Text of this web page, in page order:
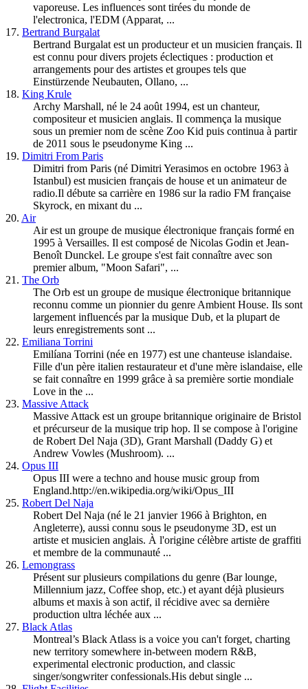
vaporeuse. Les influences sont tirées du monde de
l'electronica, l'EDM (Apparat, ...
17. Bertrand Burgalat
Bertrand Burgalat est un producteur et un musicien français. Il
est connu pour divers projets éclectiques : production et
arrangements pour des artistes et groupes tels que
Einstürzende Neubauten, Ollano, ...
18. King Krule
Archy Marshall, né le 24 août 1994, est un chanteur,
compositeur et musicien anglais. Il commença la musique
sous un premier nom de scène Zoo Kid puis continua à partir
de 2011 sous le pseudonyme King ...
19. Dimitri From Paris
Dimitri from Paris (né Dimitri Yerasimos en octobre 1963 à
Istanbul) est musicien français de house et un animateur de
radio.Il débute sa carrière en 1986 sur la radio FM française
Skyrock, en mixant du ...
20. Air
Air est un groupe de musique électronique français formé en
1995 à Versailles. Il est composé de Nicolas Godin et Jean-
Benoît Dunckel. Le groupe s'est fait connaître avec son
premier album, "Moon Safari", ...
21. The Orb
The Orb est un groupe de musique électronique britannique
reconnu comme un pionnier du genre Ambient House. Ils sont
largement influencés par la musique Dub, et la plupart de
leurs enregistrements sont ...
22. Emiliana Torrini
Emilíana Torrini (née en 1977) est une chanteuse islandaise.
Fille d'un père italien restaurateur et d'une mère islandaise, elle
se fait connaître en 1999 grâce à sa première sortie mondiale
Love in the ...
23. Massive Attack
Massive Attack est un groupe britannique originaire de Bristol
et précurseur de la musique trip hop. Il se compose à l'origine
de Robert Del Naja (3D), Grant Marshall (Daddy G) et
Andrew Vowles (Mushroom). ...
24. Opus III
Opus III were a techno and house music group from
England.http://en.wikipedia.org/wiki/Opus_III
25. Robert Del Naja
Robert Del Naja (né le 21 janvier 1966 à Brighton, en
Angleterre), aussi connu sous le pseudonyme 3D, est un
artiste et musicien anglais. À l'origine célèbre artiste de graffiti
et membre de la communauté ...
26. Lemongrass
Présent sur plusieurs compilations du genre (Bar lounge,
Millennium jazz, Coffee shop, etc.) et ayant déjà plusieurs
albums et maxis à son actif, il récidive avec sa dernière
production ultra léchée aux ...
27. Black Atlas
Montreal’s Black Atlass is a voice you can't forget, charting
new territory somewhere in-between modern R&B,
experimental electronic production, and classic
singer/songwriter confessionals.His debut single ...